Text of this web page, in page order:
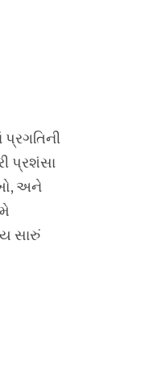
પ્રશંસા
અને
સારું